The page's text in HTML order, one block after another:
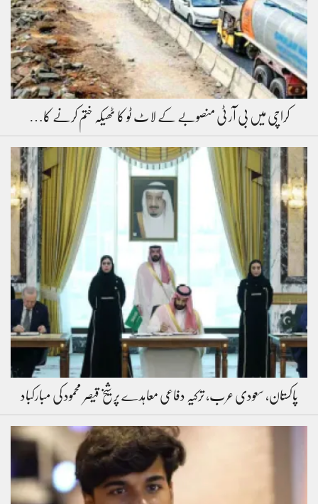
کراچی میں بی آر ٹی منصوبے کے لاٹ ٹو کا ٹھیکہ ختم کرنے کا…
پاکستان، سعودی عرب، ترکیہ دفاعی معاہدے پر شیخ قیصر محمود کی مبارکباد